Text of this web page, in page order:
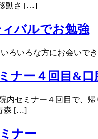
動さ […]
バルでお勉強
ろいろな方にお会いで
ナー４回目&
内セミナー４回目で、
森 […]
ナー